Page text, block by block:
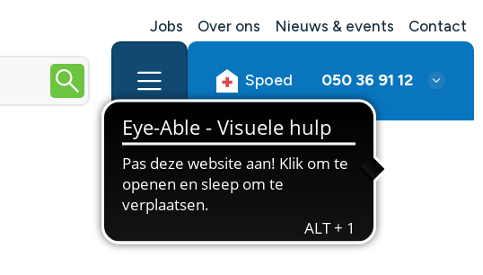
Jobs Over ons Nieuws & events Contact
Spoed 050 36 91 12